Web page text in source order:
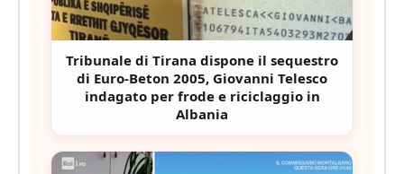
Tribunale di Tirana dispone il sequestro
di Euro-Beton 2005, Giovanni Telesco
indagato per frode e riciclaggio in
Albania